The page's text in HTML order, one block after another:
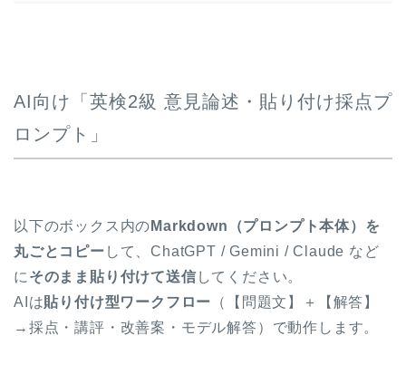
AI向け「英検2級 意見論述・貼り付け採点プ
ロンプト」
以下のボックス内の Markdown（プロンプト本体）を
丸ごとコピー して、ChatGPT / Gemini / Claude など
に そのまま貼り付けて送信 してください。
AIは貼り付け型ワークフロー （【問題文】＋【解答】
→採点・講評・改善案・モデル解答）で動作します。